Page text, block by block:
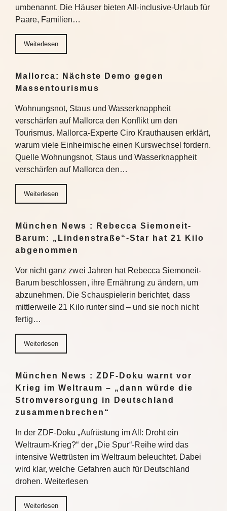
umbenannt. Die Häuser bieten All-inclusive-Urlaub für
Paare, Familien…
Weiterlesen
Mallorca: Nächste Demo gegen
Massentourismus
Wohnungsnot, Staus und Wasserknappheit
verschärfen auf Mallorca den Konflikt um den
Tourismus. Mallorca-Experte Ciro Krauthausen erklärt,
warum viele Einheimische einen Kurswechsel fordern.
Quelle Wohnungsnot, Staus und Wasserknappheit
verschärfen auf Mallorca den…
Weiterlesen
München News : Rebecca Siemoneit-
Barum: „Lindenstraße“-Star hat 21 Kilo
abgenommen
Vor nicht ganz zwei Jahren hat Rebecca Siemoneit-
Barum beschlossen, ihre Ernährung zu ändern, um
abzunehmen. Die Schauspielerin berichtet, dass
mittlerweile 21 Kilo runter sind – und sie noch nicht
fertig…
Weiterlesen
München News : ZDF-Doku warnt vor
Krieg im Weltraum – „dann würde die
Stromversorgung in Deutschland
zusammenbrechen“
In der ZDF-Doku „Aufrüstung im All: Droht ein
Weltraum-Krieg?“ der „Die Spur“-Reihe wird das
intensive Wettrüsten im Weltraum beleuchtet. Dabei
wird klar, welche Gefahren auch für Deutschland
drohen. Weiterlesen
Weiterlesen